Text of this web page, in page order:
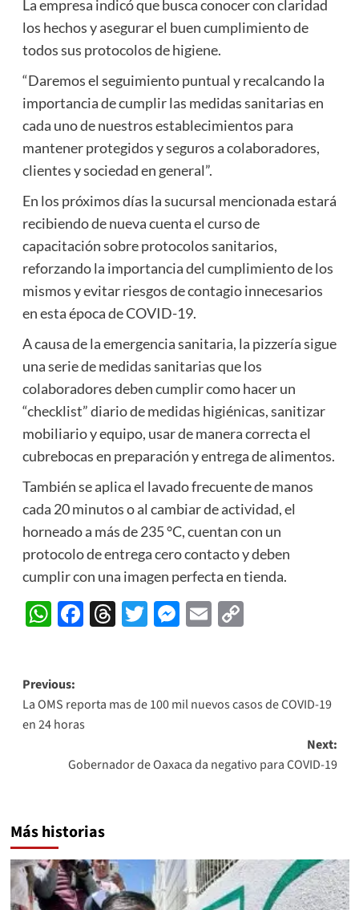
La empresa indicó que busca conocer con claridad
los hechos y asegurar el buen cumplimiento de
todos sus protocolos de higiene.
“Daremos el seguimiento puntual y recalcando la
importancia de cumplir las medidas sanitarias en
cada uno de nuestros establecimientos para
mantener protegidos y seguros a colaboradores,
clientes y sociedad en general”.
En los próximos días la sucursal mencionada estará
recibiendo de nueva cuenta el curso de
capacitación sobre protocolos sanitarios,
reforzando la importancia del cumplimiento de los
mismos y evitar riesgos de contagio innecesarios
en esta época de COVID-19.
A causa de la emergencia sanitaria, la pizzería sigue
una serie de medidas sanitarias que los
colaboradores deben cumplir como hacer un
“checklist” diario de medidas higiénicas, sanitizar
mobiliario y equipo, usar de manera correcta el
cubrebocas en preparación y entrega de alimentos.
También se aplica el lavado frecuente de manos
cada 20 minutos o al cambiar de actividad, el
horneado a más de 235 °C, cuentan con un
protocolo de entrega cero contacto y deben
cumplir con una imagen perfecta en tienda.
WhatsApp
Facebook
Threads
Twitter
Messenger
EmailCopy
Post
navigation
Previous:
La OMS reporta mas de 100 mil nuevos casos de COVID-19
en 24 horas
Next:
Gobernador de Oaxaca da negativo para COVID-19
Más historias